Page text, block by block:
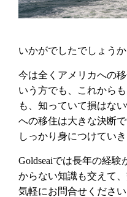
いかがでしたでしょうか
今は全くアメリカへの
いう方でも、これから
も、知っていて損はな
への移住は大きな決断
しっかり身につけてい
Goldseaiでは長年の経
からない知識も交えて
気軽にお問合せください